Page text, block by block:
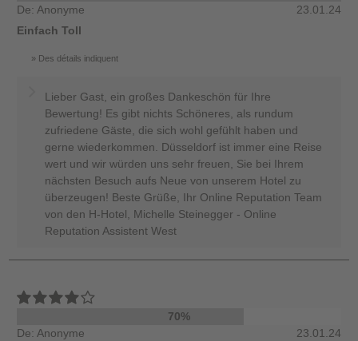
De: Anonyme
23.01.24
Einfach Toll
Des détails indiquent
Lieber Gast, ein großes Dankeschön für Ihre
Bewertung! Es gibt nichts Schöneres, als rundum
zufriedene Gäste, die sich wohl gefühlt haben und
gerne wiederkommen. Düsseldorf ist immer eine Reise
wert und wir würden uns sehr freuen, Sie bei Ihrem
nächsten Besuch aufs Neue von unserem Hotel zu
überzeugen! Beste Grüße, Ihr Online Reputation Team
von den H-Hotel, Michelle Steinegger - Online
Reputation Assistent West
70%
De: Anonyme
23.01.24